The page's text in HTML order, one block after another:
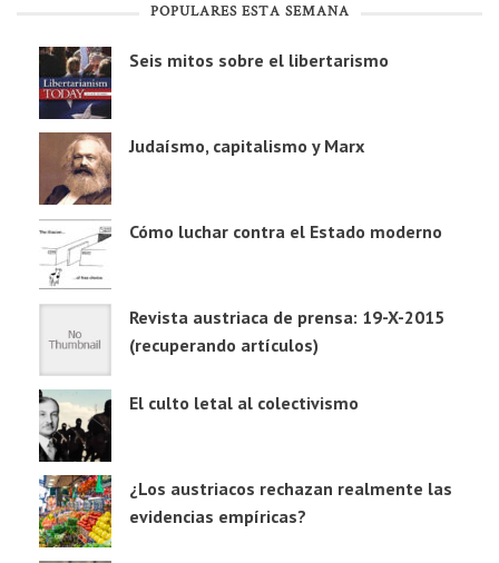
POPULARES ESTA SEMANA
Seis mitos sobre el libertarismo
Judaísmo, capitalismo y Marx
Cómo luchar contra el Estado moderno
Revista austriaca de prensa: 19-X-2015
(recuperando artículos)
El culto letal al colectivismo
¿Los austriacos rechazan realmente las
evidencias empíricas?